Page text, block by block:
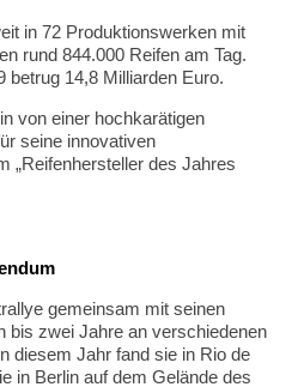
in 72 Produktionswerken mit
rund 844.000 Reifen am Tag.
betrug 14,8 Milliarden Euro.
von einer hochkarätigen
seine innovativen
„Reifenhersteller des Jahres
gemeinsam mit seinen
bis zwei Jahre an verschiedenen
diesem Jahr fand sie in Rio de
in Berlin auf dem Gelände des